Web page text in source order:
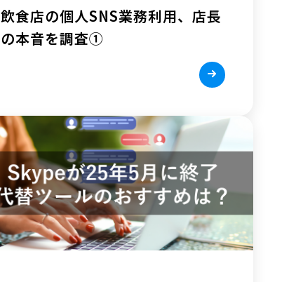
飲食店の個人SNS業務利用、店長
の本音を調査①